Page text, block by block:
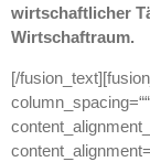
wirtschaftlicher
Wirtschaftraum.
[/